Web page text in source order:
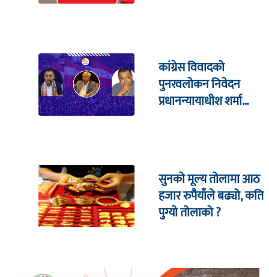
कांग्रेस विवादको
पुनरवलोकन निवेदन
प्रधानन्यायाधीश शर्मा
सुनको मूल्य तोलामा आठ
हजार रुपैयाँले बढ्यो, कति
पुग्यो तोलाको ?